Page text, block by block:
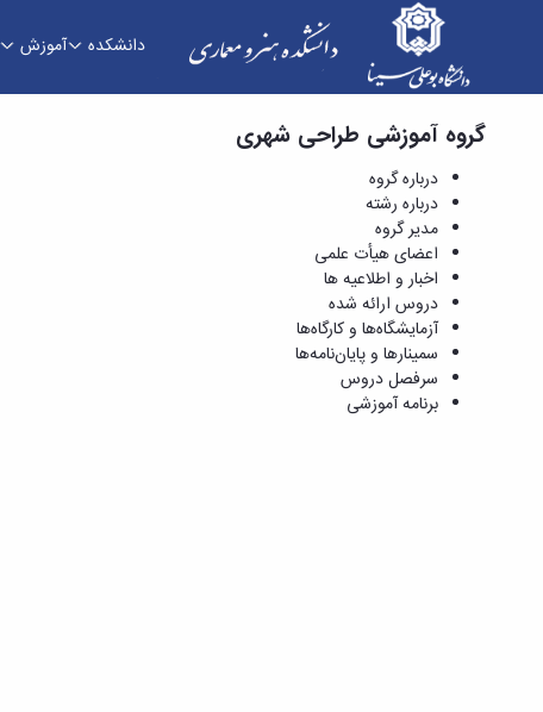
دانشکده آموزش
دروس ارائه شده - دانشکده هنر و معماری
گروه آموزشی طراحی شهری
درباره گروه
درباره رشته
مدیر گروه
اعضای هیأت علمی
اخبار و اطلاعیه ها
دروس ارائه شده
آزمایشگاه‌ها و کارگاه‌ها
سمینارها و پایان‌نامه‌ها
سرفصل دروس
برنامه آموزشی